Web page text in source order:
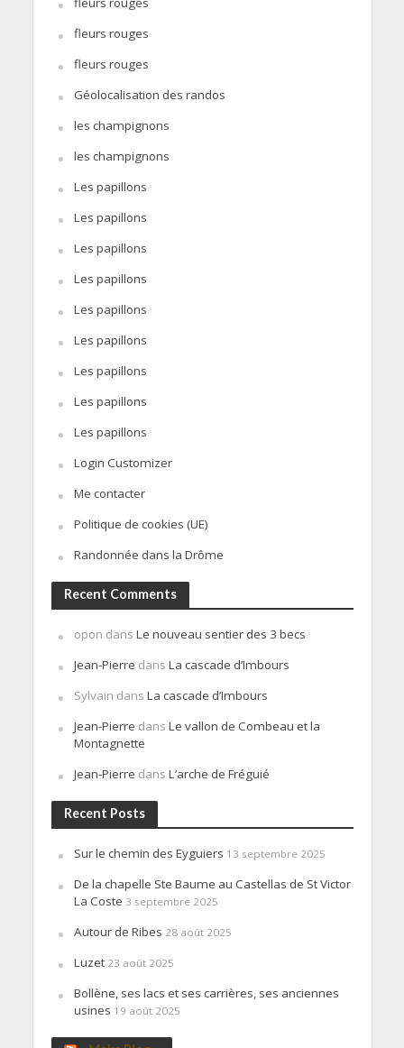
fleurs rouges
fleurs rouges
Géolocalisation des randos
les champignons
les champignons
Les papillons
Les papillons
Les papillons
Les papillons
Les papillons
Les papillons
Les papillons
Les papillons
Les papillons
Login Customizer
Me contacter
Politique de cookies (UE)
Randonnée dans la Drôme
Recent Comments
opon dans Le nouveau sentier des 3 becs
Jean-Pierre dans La cascade d’Imbours
Sylvain dans La cascade d’Imbours
Jean-Pierre dans Le vallon de Combeau et la
Montagnette
Jean-Pierre dans L’arche de Fréguié
Recent Posts
Sur le chemin des Eyguiers 13 septembre 2025
De la chapelle Ste Baume au Castellas de St Victor
La Coste 3 septembre 2025
Autour de Ribes 28 août 2025
Luzet 23 août 2025
Bollène, ses lacs et ses carrières, ses anciennes
usines 19 août 2025